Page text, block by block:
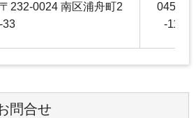
〒232-0024 南区浦舟町2
-33
045-
-1160
問合せ